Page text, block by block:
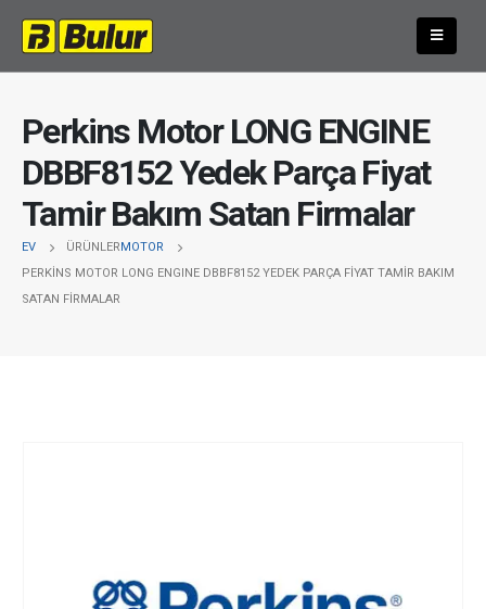
Perkins Motor LONG ENGINE
DBBF8152 Yedek Parça Fiyat
Tamir Bakım Satan Firmalar
EV ÜRÜNLERMOTOR
PERKINS MOTOR LONG ENGINE DBBF8152 YEDEK PARÇA FIYAT TAMIR BAKIM
SATAN FIRMALAR